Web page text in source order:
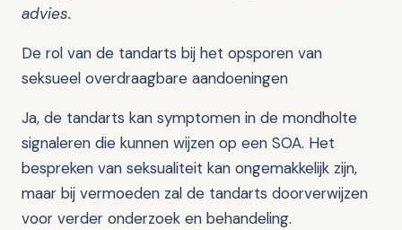
advies.
De rol van de tandarts bij het opsporen van
seksueel overdraagbare aandoeningen
Ja, de tandarts kan symptomen in de mondholte
signaleren die kunnen wijzen op een SOA. Het
bespreken van seksualiteit kan ongemakkelijk zijn,
maar bij vermoeden zal de tandarts doorverwijzen
voor verder onderzoek en behandeling.